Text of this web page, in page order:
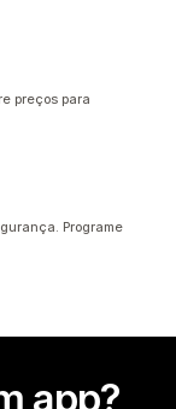
preços para
Programe
app?